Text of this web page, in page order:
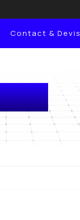
Contact & Devis